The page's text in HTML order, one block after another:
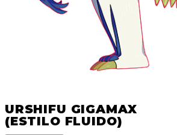
URSHIFU GIGAMAX
(ESTILO FLUIDO)